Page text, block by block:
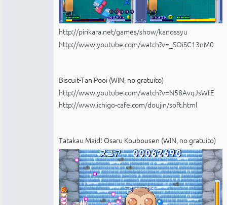
http://pirikara.net/games/show/kanossyu
http://www.youtube.com/watch?v=_SOiSC13nM0
Biscuit-Tan Pooi (WIN, no gratuito)
http://www.youtube.com/watch?v=N58AvqJsWfE
http://www.ichigo-cafe.com/doujin/soft.html
Tatakau Maid! Osaru Koubousen (WIN, no gratuito)